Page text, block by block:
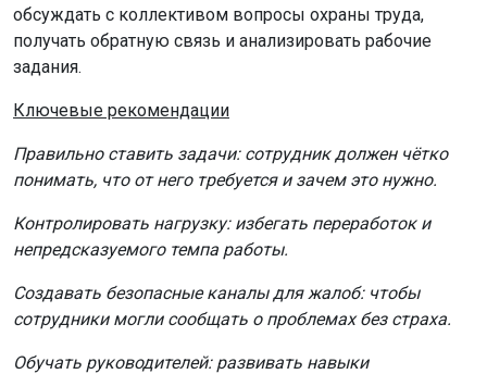
обсуждать с коллективом вопросы охраны труда,
получать обратную связь и анализировать рабочие
задания.
Ключевые рекомендации
Правильно ставить задачи: сотрудник должен чётко
понимать, что от него требуется и зачем это нужно.
Контролировать нагрузку: избегать переработок и
непредсказуемого темпа работы.
Создавать безопасные каналы для жалоб: чтобы
сотрудники могли сообщать о проблемах без страха.
Обучать руководителей: развивать навыки